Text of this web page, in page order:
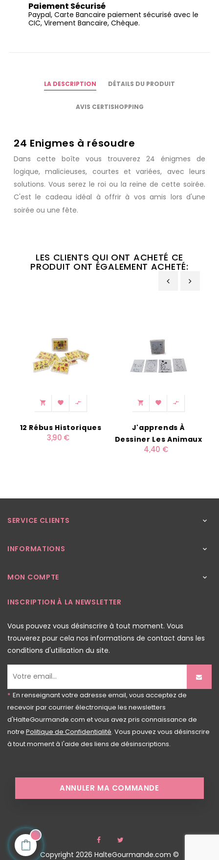
Paiement Sécurisé
Paypal, Carte Bancaire paiement sécurisé avec le
CIC, Virement Bancaire, Chèque.
LA DESCRIPTION DÉTAILS DU PRODUIT
AVIS CERTISHOPPING
24 Enigmes à résoudre
Dans cette boîte vous trouverez 24 énigmes de
logique, malicieuses, courtes et variées, avec leurs
solutions. Vous serez le roi ou la reine de cette soirée.
C'est le cadeau idéal à offrir à vos amis lors d'une
soirée ou une fête.
LES CLIENTS QUI ONT ACHETÉ CE
PRODUIT ONT ÉGALEMENT ACHETÉ:
  
12 Rébus Historiques
3,90 €
  
J'apprends À
Dessiner Les Animaux
4,40 €
SERVICE CLIENTS 
INFORMATIONS 
MON COMPTE 
INSCRIPTION À LA NEWSLETTER
Vous pouvez vous désinscrire à tout moment. Vous
trouverez pour cela nos informations de contact dans les
conditions d'utilisation du site.
* En renseignant votre adresse email, vous acceptez de
recevoir par courrier électronique les newsletters
d'HalteGourmande.com et vous avez pris connaissance de
notre Politique de Confidentialité. Vous pouvez vous désinscrire
à tout moment à l'aide des liens de désinscriptions.
ANNULER MA COMMANDE
Facebook
Copyright 2026 HalteGourmande.com ©